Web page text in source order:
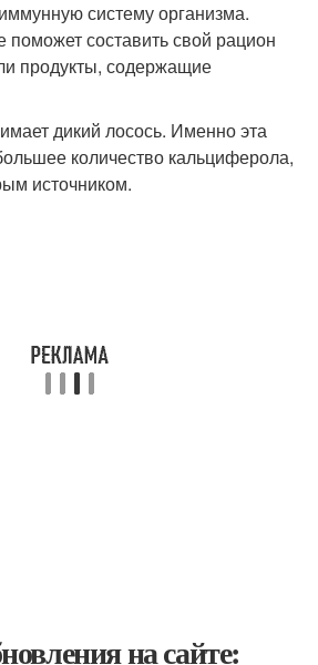
систему организма.
составить свой рацион
продукты, содержащие
дикий лосось. Именно эта
количество кальциферола,
источником.
на сайте: